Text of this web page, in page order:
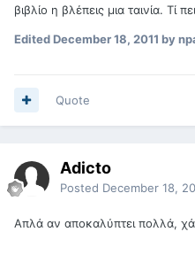
βιβλίο η βλέπεις μια ταινία. Τί
EditedDecember 18, 2011 by
Quote
Adicto
Posted December 18,
Απλά αν αποκαλύπτει πολλά,